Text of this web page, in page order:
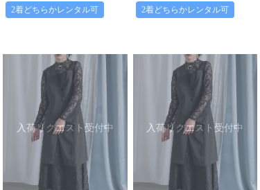
2着どちらかレンタル可 2着どちらかレンタル可
入荷リクエスト受付中 入荷リクエスト受付中